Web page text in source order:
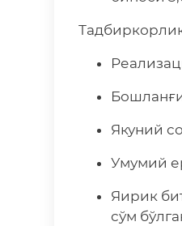
Якуний
Умумий
Яирик
сўм